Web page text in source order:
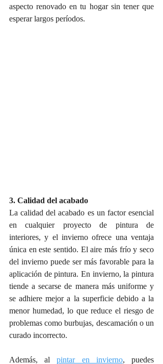
aspecto renovado en tu hogar sin tener que
esperar largos períodos.
3. Calidad del acabado
La calidad del acabado es un factor esencial
en cualquier proyecto de pintura de
interiores, y el invierno ofrece una ventaja
única en este sentido. El aire más frío y seco
del invierno puede ser más favorable para la
aplicación de pintura. En invierno, la pintura
tiende a secarse de manera más uniforme y
se adhiere mejor a la superficie debido a la
menor humedad, lo que reduce el riesgo de
problemas como burbujas, descamación o un
curado incorrecto.
Además, al pintar en invierno, puedes